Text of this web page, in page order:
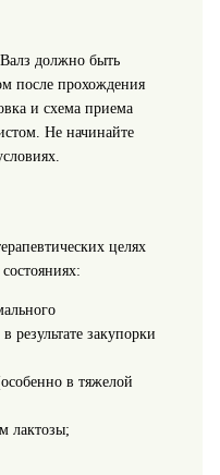
должно быть
после прохождения
и схема приема
Не начинайте
целях
результате закупорки
в тяжелой
лактозы;